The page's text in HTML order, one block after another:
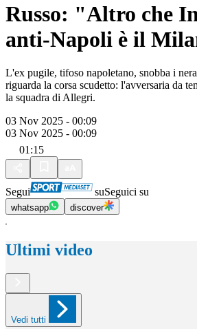
Russo: "Altro che
anti-Napoli è il
L'ex pugile, tifoso napoletano, snobba i
riguarda la corsa scudetto: l'avversaria da
la squadra di Allegri.
03 Nov 2025 - 00:09
03 Nov 2025 - 00:09
01:15
Segui suSeguici su
whatsapp discover
Ultimi video
Vedi tutti